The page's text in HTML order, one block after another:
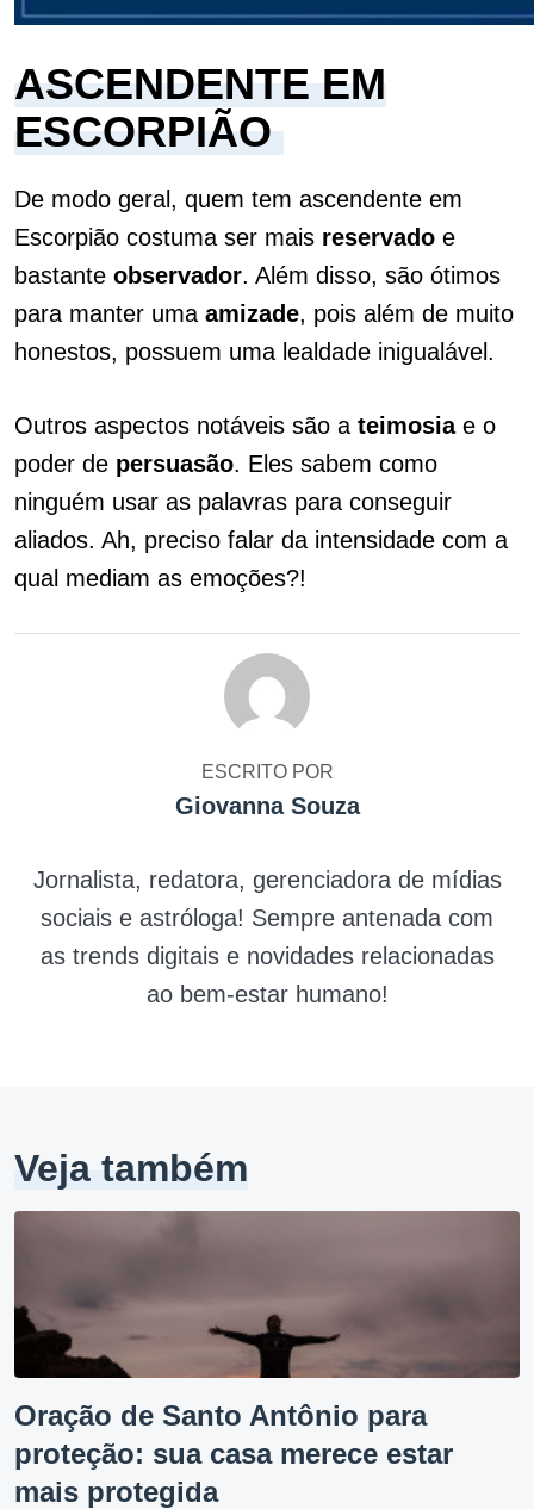
ASCENDENTE EM
ESCORPIÃO
De modo geral, quem tem ascendente em
Escorpião costuma ser mais reservado e
bastante observador. Além disso, são ótimos
para manter uma amizade, pois além de muito
honestos, possuem uma lealdade inigualável.
Outros aspectos notáveis são a teimosiae o
poder de persuasão. Eles sabem como
ninguém usar as palavras para conseguir
aliados. Ah, preciso falar da intensidade com a
qual mediam as emoções?!
ESCRITO POR
Giovanna Souza
Jornalista, redatora, gerenciadora de mídias
sociais e astróloga! Sempre antenada com
as trends digitais e novidades relacionadas
ao bem-estar humano!
Veja também
Oração de Santo Antônio para
proteção: sua casa merece estar
mais protegida